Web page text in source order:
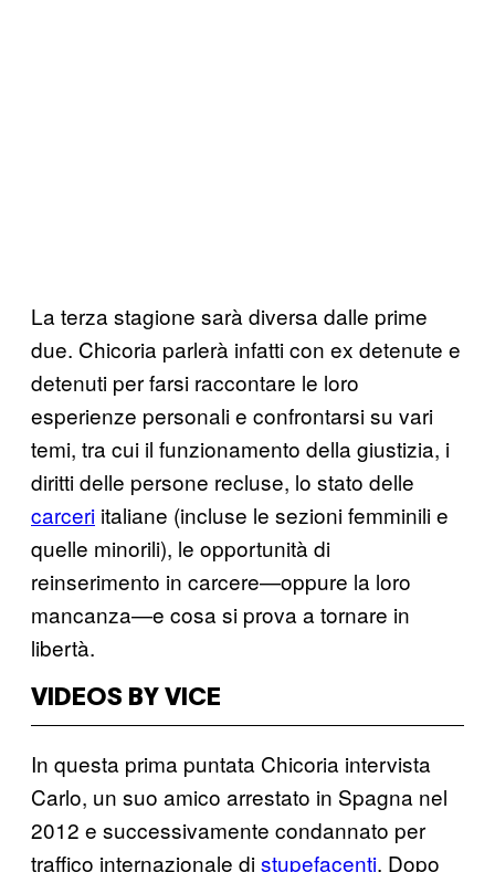
La terza stagione sarà diversa dalle prime
due. Chicoria parlerà infatti con ex detenute e
detenuti per farsi raccontare le loro
esperienze personali e confrontarsi su vari
temi, tra cui il funzionamento della giustizia, i
diritti delle persone recluse, lo stato delle
carceri italiane (incluse le sezioni femminili e
quelle minorili), le opportunità di
reinserimento in carcere—oppure la loro
mancanza—e cosa si prova a tornare in
libertà.
VIDEOS BY VICE
In questa prima puntata Chicoria intervista
Carlo, un suo amico arrestato in Spagna nel
2012 e successivamente condannato per
traffico internazionale distupefacenti. Dopo